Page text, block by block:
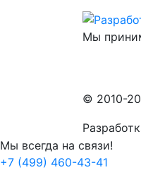
Мы
© 2010-
Мы всегда на связи!
+7 (499) 460-43-41